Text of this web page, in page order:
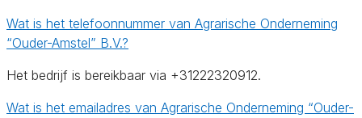
Wat is het telefoonnummer van Agrarische Onderneming
“Ouder-Amstel” B.V.?
Het bedrijf is bereikbaar via +31222320912.
Wat is het emailadres van Agrarische Onderneming “Ouder-